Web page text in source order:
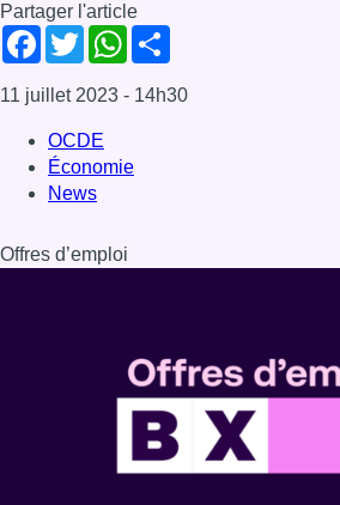
Partager l'article
Facebook
TwitterWhatsApp
11 juillet 2023 - 14h30
OCDE
Économie
News
Offres d’emploi